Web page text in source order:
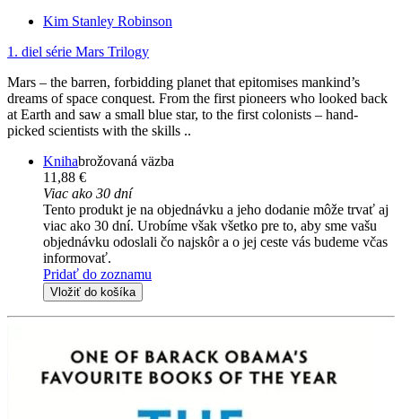
Kim Stanley Robinson
1. diel série Mars Trilogy
Mars – the barren, forbidding planet that epitomises mankind’s
dreams of space conquest. From the first pioneers who looked back
at Earth and saw a small blue star, to the first colonists – hand-
picked scientists with the skills ..
Knihabrožovaná väzba
11,88 €
Viac ako 30 dní
Tento produkt je na objednávku a jeho dodanie môže trvať aj
viac ako 30 dní. Urobíme však všetko pre to, aby sme vašu
objednávku odoslali čo najskôr a o jej ceste vás budeme včas
informovať.
Pridať do zoznamu
Vložiť do košíka